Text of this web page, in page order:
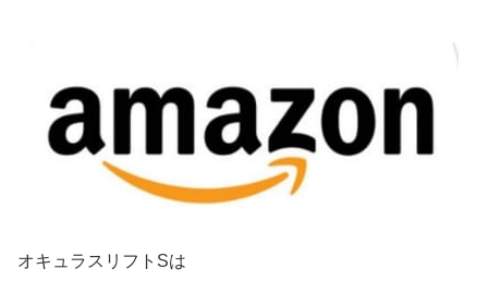
オキュラスリフトSは